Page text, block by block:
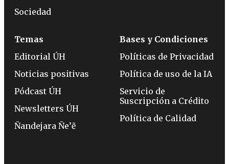
Sociedad
Temas
Editorial ÚH
Noticias positivas
Pódcast ÚH
Newsletters ÚH
Ñandejara Ñe’ẽ
Bases y Condiciones
Políticas de Privacidad
Política de uso de la IA
Servicio de
Suscripción a Crédito
Política de Calidad